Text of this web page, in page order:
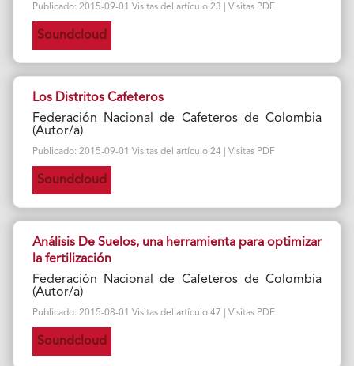
Publicado: 2015-09-01 Visitas del artículo 23 | Visitas PDF
Soundcloud
Los Distritos Cafeteros
Federación Nacional de Cafeteros de Colombia
(Autor/a)
Publicado: 2015-09-01 Visitas del artículo 24 | Visitas PDF
Soundcloud
Análisis De Suelos, una herramienta para optimizar
la fertilización
Federación Nacional de Cafeteros de Colombia
(Autor/a)
Publicado: 2015-08-01 Visitas del artículo 47 | Visitas PDF
Soundcloud